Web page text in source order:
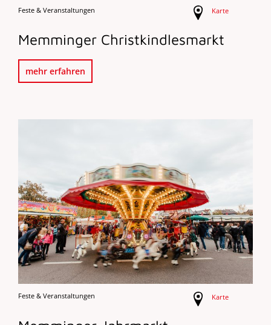
Feste & Veranstaltungen Karte
Memminger Christkindlesmarkt
mehr erfahren
Feste & Veranstaltungen Karte